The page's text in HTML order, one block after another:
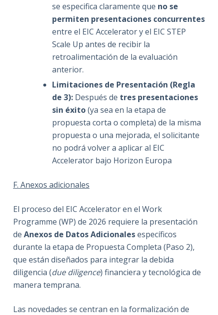
se especifica claramente que no se
permiten presentaciones concurrentes
entre el EIC Accelerator y el EIC STEP
Scale Up antes de recibir la
retroalimentación de la evaluación
anterior.
Limitaciones de Presentación (Regla
de 3):Después de tres presentaciones
sin éxito(ya sea en la etapa de
propuesta corta o completa) de la misma
propuesta o una mejorada, el solicitante
no podrá volver a aplicar al EIC
Accelerator bajo Horizon Europa
F. Anexos adicionales
El proceso del EIC Accelerator en el Work
Programme (WP) de 2026 requiere la presentación
de Anexos de Datos Adicionalesespecíficos
durante la etapa de Propuesta Completa (Paso 2),
que están diseñados para integrar la debida
diligencia (due diligence) financiera y tecnológica de
manera temprana.
Las novedades se centran en la formalización de